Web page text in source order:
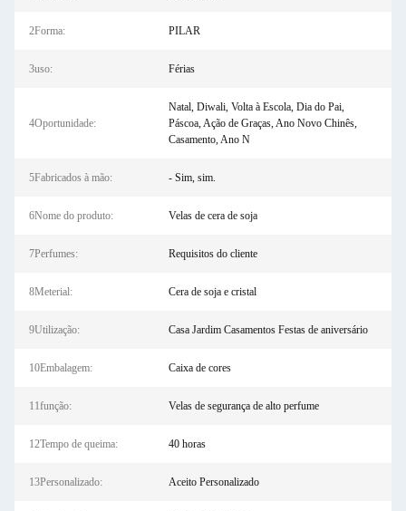
2Forma: PILAR
3uso: Férias
4Oportunidade:
Natal, Diwali, Volta à Escola, Dia do Pai,
Páscoa, Ação de Graças, Ano Novo Chinês,
Casamento, Ano N
5Fabricados à mão: - Sim, sim.
6Nome do produto: Velas de cera de soja
7Perfumes: Requisitos do cliente
8Meterial: Cera de soja e cristal
9Utilização: Casa Jardim Casamentos Festas de aniversário
10Embalagem: Caixa de cores
11função: Velas de segurança de alto perfume
12Tempo de queima: 40 horas
13Personalizado: Aceito Personalizado